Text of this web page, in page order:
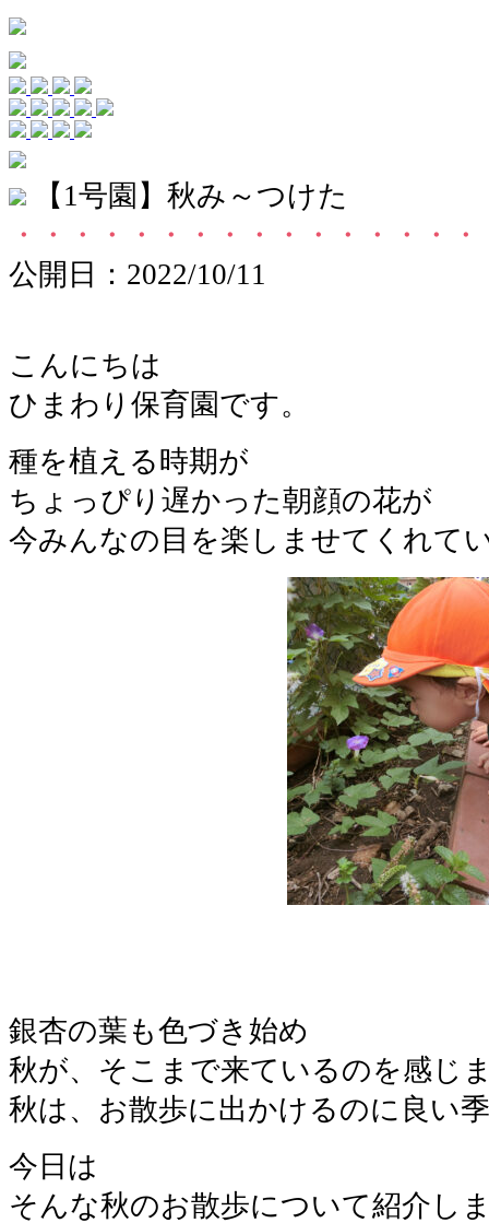
【1号園】秋み～つけた
・・・・・・・・・・・・・・・
公開日：2022/10/11
こんにちは
ひまわり保育園です。
種を植える時期が
ちょっぴり遅かった朝顔の花が
今みんなの目を楽しませてくれて
銀杏の葉も色づき始め
秋が、そこまで来ているのを感じ
秋は、お散歩に出かけるのに良い
今日は
そんな秋のお散歩について紹介し